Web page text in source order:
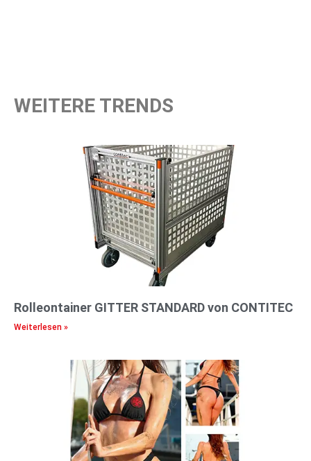
WEITERE TRENDS
Rolleontainer GITTER STANDARD von CONTITEC
Weiterlesen »